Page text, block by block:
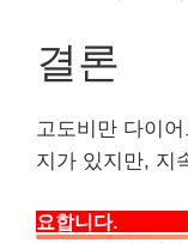
결론
고도비만 다이
지가 있지만, 지
요합니다.